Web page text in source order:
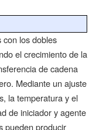
con los dobles
el crecimiento de la
de cadena
Mediante un ajuste
la temperatura y el
de iniciador y agente
pueden producir